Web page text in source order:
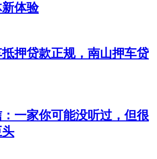
体验
押贷款正规，南山押车贷
：一家你可能没听过，但很